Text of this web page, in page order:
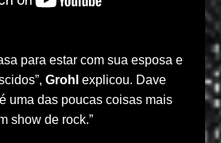
para estar com sua esposa e
Grohl explicou. Dave
uma das poucas coisas mais
show de rock.”